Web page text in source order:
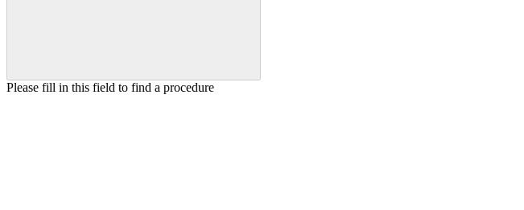
Please fill in this field to find a procedure